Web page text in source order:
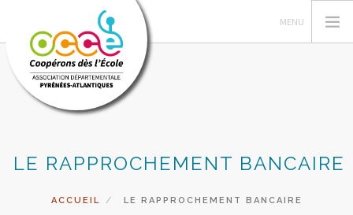
GESTION ET ASSURANCE
LE RAPPROCHEMENT BANCAIRE
ACCUEIL LE RAPPROCHEMENT BANCAIRE